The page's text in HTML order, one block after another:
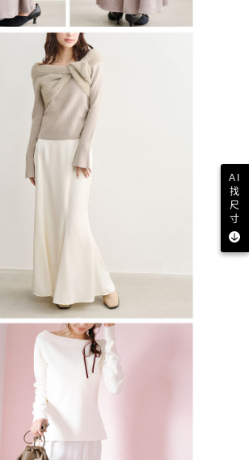
AI
找
尺
寸